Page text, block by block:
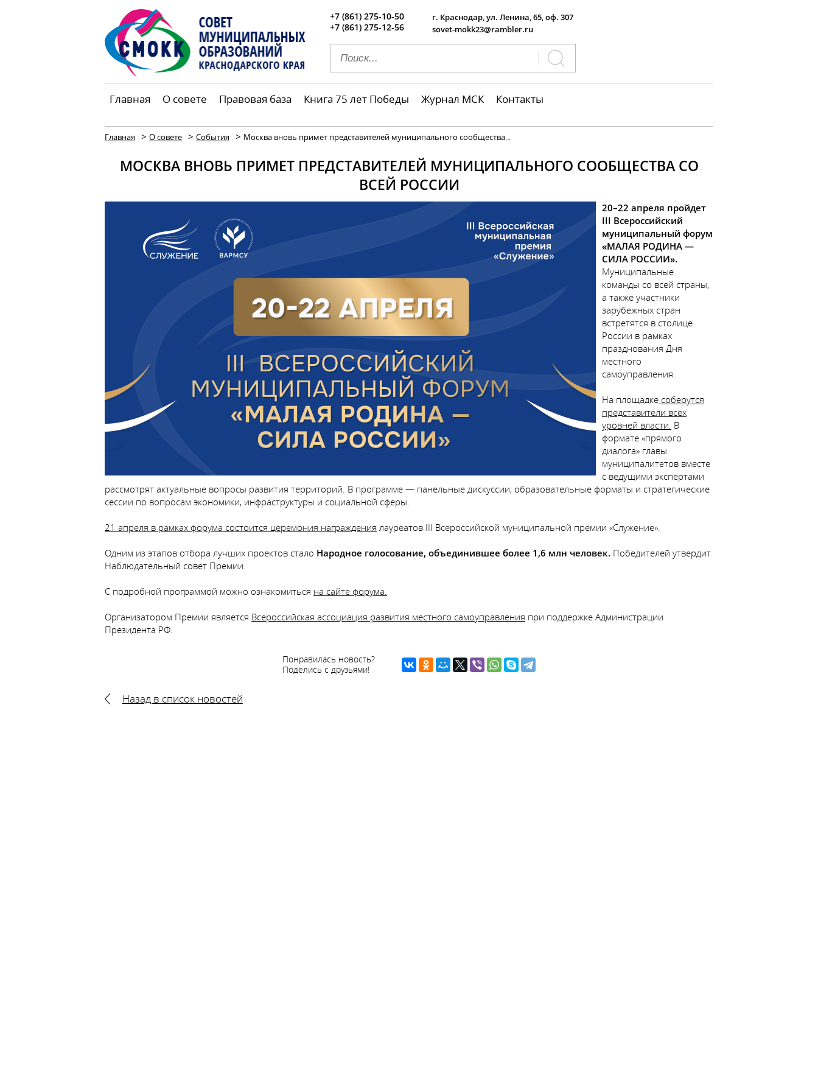
+7 (861) 275-10-50
+7 (861) 275-12-56
г. Краснодар, ул. Ленина, 65, оф. 307
sovet-mokk23@rambler.ru
Главная О совете Правовая база Книга 75 лет Победы Журнал МСК Контакты
Главная > О совете > События > Москва вновь примет представителей муниципального сообщества...
МОСКВА ВНОВЬ ПРИМЕТ ПРЕДСТАВИТЕЛЕЙ МУНИЦИПАЛЬНОГО СООБЩЕСТВА СО
ВСЕЙ РОССИИ
20–22 апреля пройдет
III Всероссийский
муниципальный форум
«МАЛАЯ РОДИНА —
СИЛА РОССИИ».
Муниципальные
команды со всей страны,
а также участники
зарубежных стран
встретятся в столице
России в рамках
празднования Дня
местного
самоуправления.
На площадке соберутся
представители всех
уровней власти. В
формате «прямого
диалога» главы
муниципалитетов вместе
с ведущими экспертами
рассмотрят актуальные вопросы развития территорий. В программе — панельные дискуссии, образовательные форматы и стратегические
сессии по вопросам экономики, инфраструктуры и социальной сферы.
21 апреля в рамках форума состоится церемония награждения лауреатов III Всероссийской муниципальной премии «Служение».
Одним из этапов отбора лучших проектов стало Народное голосование, объединившее более 1,6 млн человек. Победителей утвердит
Наблюдательный совет Премии.
С подробной программой можно ознакомиться на сайте форума.
Организатором Премии является Всероссийская ассоциация развития местного самоуправления при поддержке Администрации
Президента РФ.
Понравилась новость?
Поделись с друзьями!
Назад в список новостей